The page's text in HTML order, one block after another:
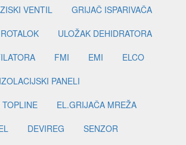
VENTIL
GRIJAČ ISPARIVAČA
ULOŽAK DEHIDRATORA
FMI EMI
ELCO
IZOLACIJSKI PANELI
EL.GRIJAČA MREŽA
DEVIREG
SENZOR